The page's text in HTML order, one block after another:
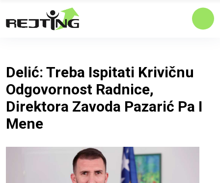
Delić: Treba Ispitati Krivičnu
Odgovornost Radnice,
Direktora Zavoda Pazarić Pa I
Mene